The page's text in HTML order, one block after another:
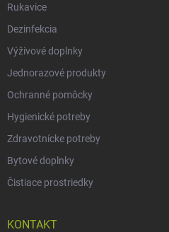
Rukavice
Dezinfekcia
Výživové doplnky
Jednorazové produkty
Ochranné pomôcky
Hygienické potreby
Zdravotnícke potreby
Bytové doplnky
Čistiace prostriedky
KONTAKT